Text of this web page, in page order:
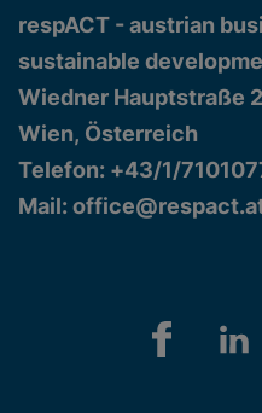
respACT - austrian
sustainable
Wiedner Hauptstraße
Wien, Österreich
Telefon: +43/1/
Mail: